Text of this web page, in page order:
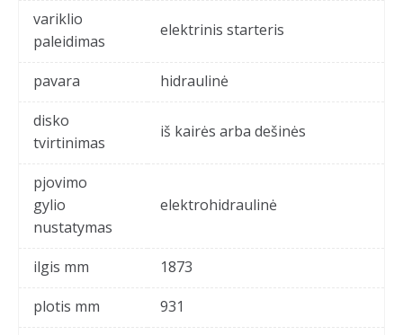
variklio
paleidimas
elektrinis starteris
pavara
hidraulinė
disko
tvirtinimas
iš kairės arba dešinės
pjovimo
gylio
nustatymas
elektrohidraulinė
ilgis mm
1873
plotis mm
931